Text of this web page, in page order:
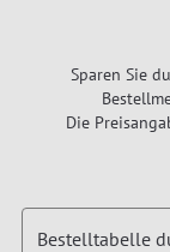
Sparen Sie
Die
Bestelltabelle